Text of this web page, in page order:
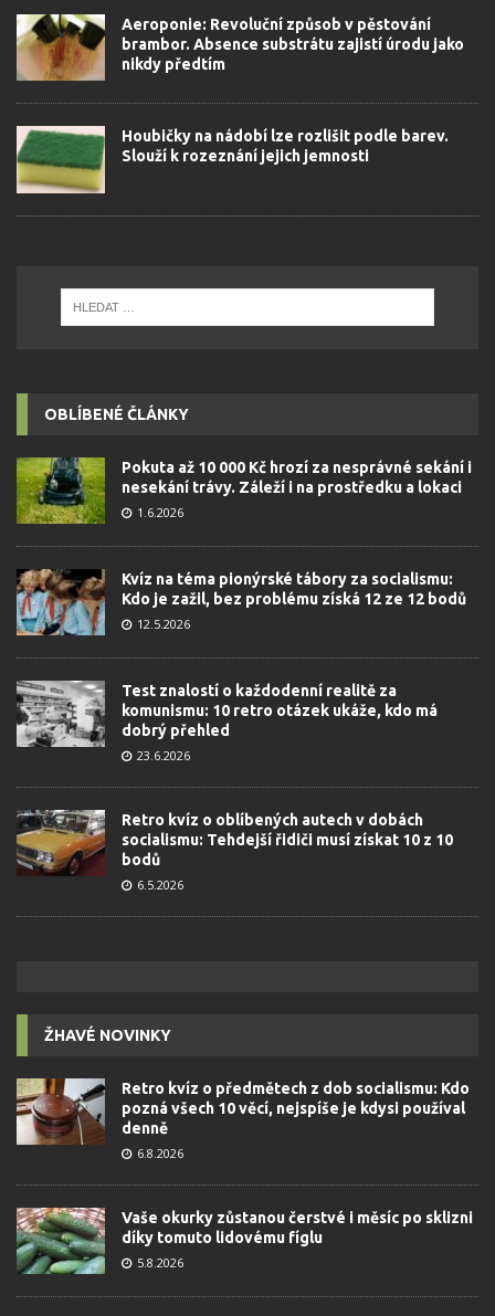
Aeroponie: Revoluční způsob v pěstování
brambor. Absence substrátu zajistí úrodu jako
nikdy předtím
Houbičky na nádobí lze rozlišit podle barev.
Slouží k rozeznání jejich jemnosti
OBLÍBENÉ ČLÁNKY
Pokuta až 10 000 Kč hrozí za nesprávné sekání i
nesekání trávy. Záleží i na prostředku a lokaci
1.6.2026
Kvíz na téma pionýrské tábory za socialismu:
Kdo je zažil, bez problému získá 12 ze 12 bodů
12.5.2026
Test znalostí o každodenní realitě za
komunismu: 10 retro otázek ukáže, kdo má
dobrý přehled
23.6.2026
Retro kvíz o oblíbených autech v dobách
socialismu: Tehdejší řidiči musí získat 10 z 10
bodů
6.5.2026
ŽHAVÉ NOVINKY
Retro kvíz o předmětech z dob socialismu: Kdo
pozná všech 10 věcí, nejspíše je kdysi používal
denně
6.8.2026
Vaše okurky zůstanou čerstvé i měsíc po sklizni
díky tomuto lidovému fíglu
5.8.2026